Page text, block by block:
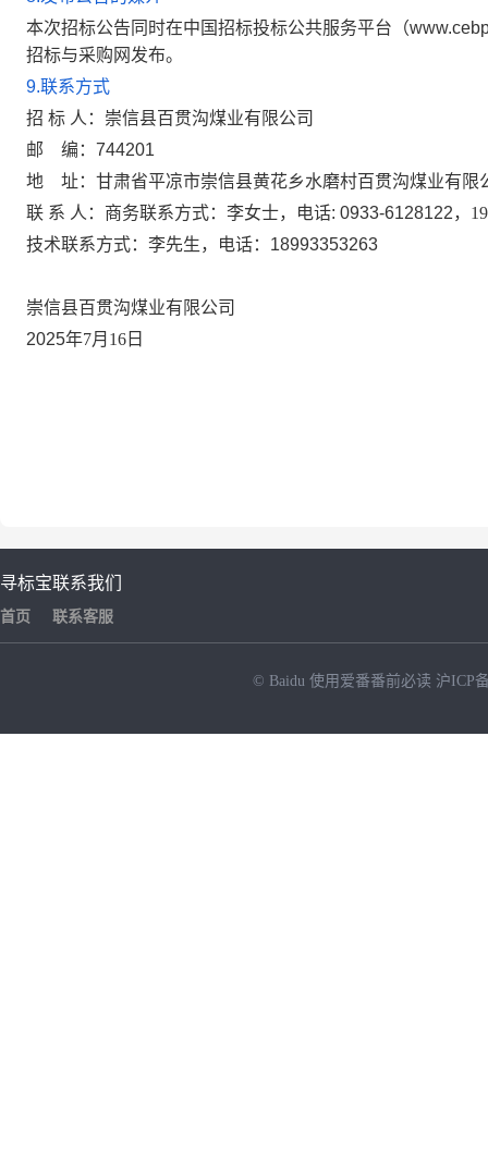
本次招标公告同时在中国招标投标公共服务平台（
招标与采购网发布。
9.联系方式
招 标 人： 崇信县百贯沟煤业有限公司
邮
编： 744201
地
址： 甘肃省平凉市崇信县黄花乡水磨村百贯沟煤业有限
联 系 人： 商务联系方式：李女士， 电话: 0933-6128122，
技术联系方式： 李先生，电话： 18993353263
崇信县百贯沟煤业有限公司
2025年7月 16 日
寻标宝
首页
联系我们
联系客服
© Baidu 使用爱番番前必读 沪ICP